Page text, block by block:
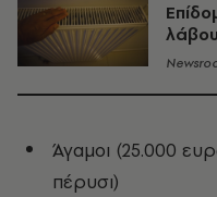
Άγαμοι (25.000
πέρυσι)